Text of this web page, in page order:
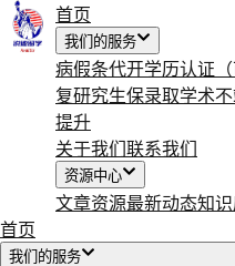
首页
我们的服务
病假条代开学历认证（
复研究生保录取学术
提升
关于我们 联系我们
资源中心
文章资源最新动态知
首页
我们的服务